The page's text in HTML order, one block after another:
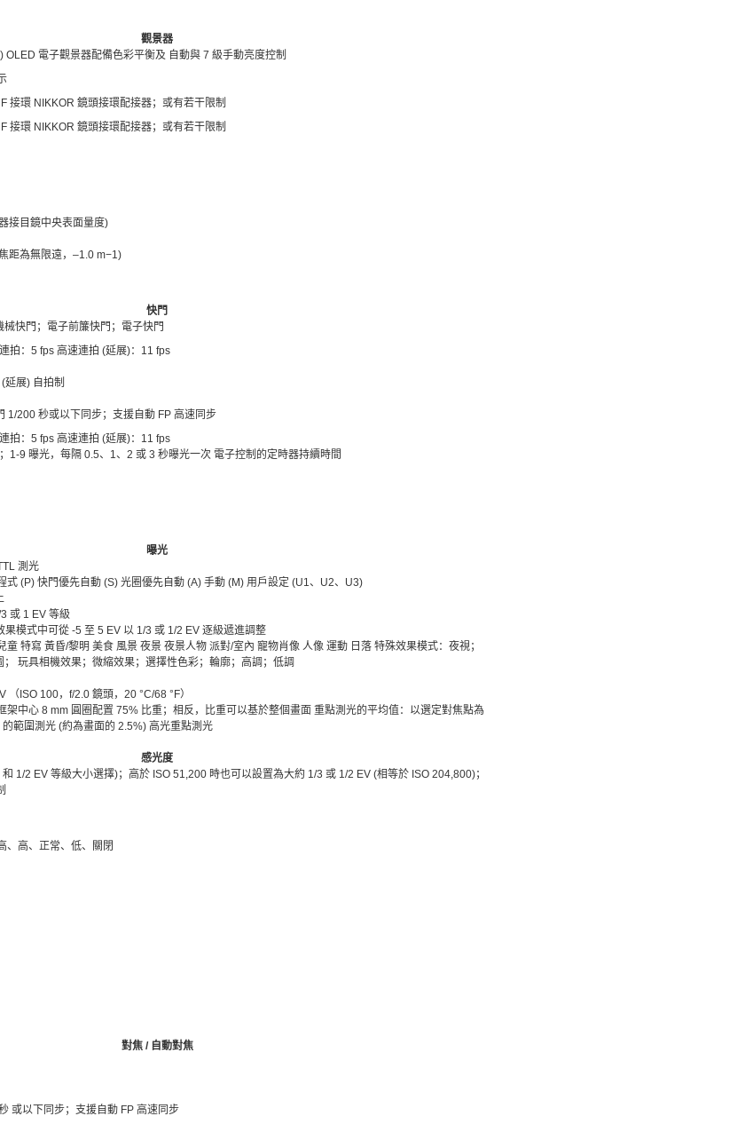
觀景器
OLED 電子觀景器配備色彩平衡及 自動與 7 級手動亮度控制
接環 NIKKOR 鏡頭接環配接器；或有若干限制
接環 NIKKOR 鏡頭接環配接器；或有若干限制
接目鏡中央表面量度)
距為無限遠，–1.0 m−1)
快門
快門；電子前簾快門；電子快門
拍：5 fps 高速連拍 (延展)：11 fps
延展) 自拍制
1/200 秒或以下同步；支援自動 FP 高速同步
拍：5 fps 高速連拍 (延展)：11 fps
1-9 曝光，每隔 0.5、1、2 或 3 秒曝光一次 電子控制的定時器持續時間
曝光
測光
式 (P) 快門優先自動 (S) 光圈優先自動 (A) 手動 (M) 用戶設定 (U1、U2、U3)
或 1 EV 等級
果模式中可從 -5 至 5 EV 以 1/3 或 1/2 EV 逐級遞進調整
童 特寫 黃昏/黎明 美食 風景 夜景 夜景人物 派對/室內 寵物肖像 人像 運動 日落 特殊效果模式：夜視；
玩具相機效果；微縮效果；選擇性色彩；輪廓；高調；低調
（ISO 100，f/2.0 鏡頭，20 °C/68 °F）
架中心 8 mm 圓圈配置 75% 比重；相反，比重可以基於整個畫面 重點測光的平均值：以選定對焦點為
範圍測光 (約為畫面的 2.5%) 高光重點測光
感光度
1/2 EV 等級大小選擇)；高於 ISO 51,200 時也可以設置為大約 1/3 或 1/2 EV (相等於 ISO 204,800)；
、高、正常、低、關閉
對焦 / 自動對焦
或以下同步；支援自動 FP 高速同步